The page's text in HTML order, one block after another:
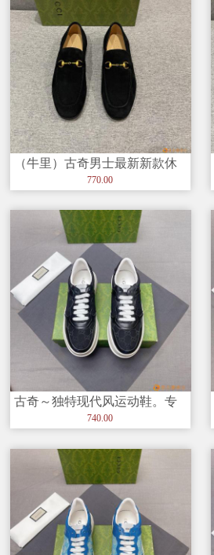
（牛里）古奇男士最新新款休
闲鞋！绝对的奢华打造，进口
770.00
古奇～独特现代风运动鞋。专
柜代购?休闲?? 意大利进口原版
740.00